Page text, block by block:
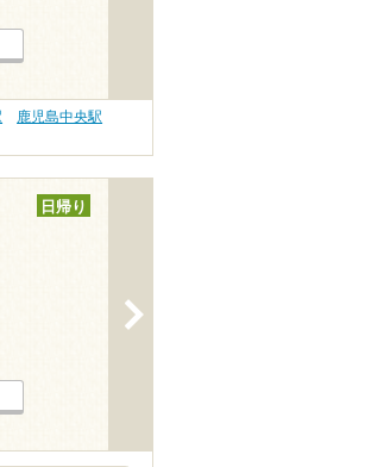
鹿児島中央駅
日帰り